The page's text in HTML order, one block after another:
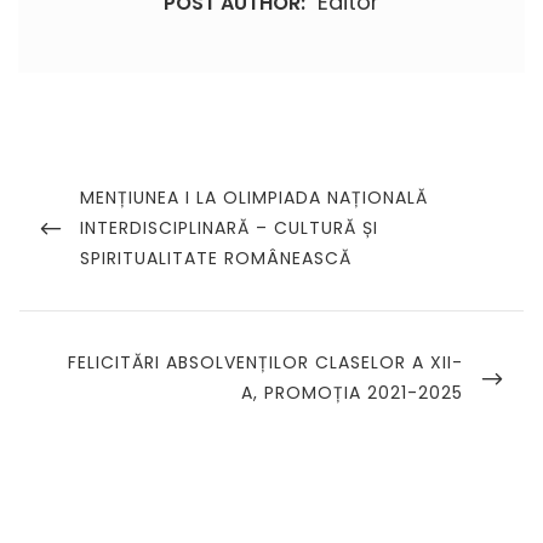
articole
PREVIOUS
POST
MENȚIUNEA I LA OLIMPIADA NAȚIONALĂ
INTERDISCIPLINARĂ – CULTURĂ ȘI
SPIRITUALITATE ROMÂNEASCĂ
NEXT
FELICITĂRI ABSOLVENȚILOR CLASELOR A XII-
A, PROMOȚIA 2021-2025